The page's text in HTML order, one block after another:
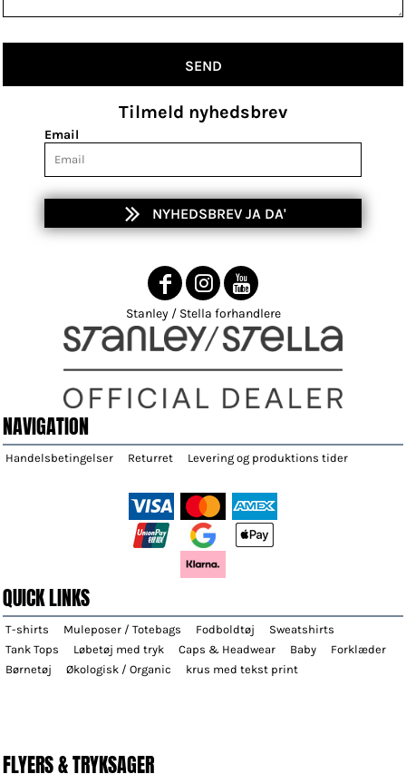
SEND
Tilmeld nyhedsbrev
Email
NYHEDSBREV JA DA'
Stanley / Stella forhandlere
NAVIGATION
Handelsbetingelser Returret Levering og produktions tider
QUICK LINKS
T-shirts Muleposer / Totebags Fodboldtøj
Sweatshirts
Tank Tops
Løbetøj med tryk Caps & Headwear Baby
Forklæder
Børnetøj
Økologisk / Organic krus med tekst print
FLYERS & TRYKSAGER